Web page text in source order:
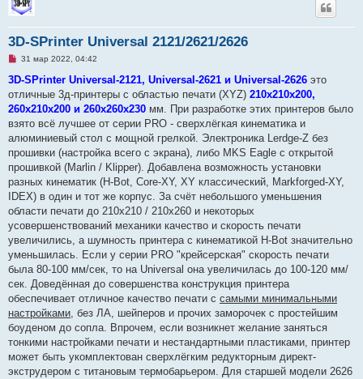
3D-SPrinter Universal 2121/2621/2626
Н
п
о
ч
т
а
н
о
с
о
б
щ
н
и
31 мар 2022, 04:42
3D-SPrinter Universal-2121, Universal-2621 и Universal-2626 это
отличные 3д-принтеры с областью печати (XYZ) 210х210х200,
260х210х200 и 260х260х230 мм. При разработке этих принтеров было
взято всё лучшее от серии PRO - сверхлёгкая кинематика и
алюминиевый стол с мощной грелкой. Электроника Lerdge-Z без
прошивки (настройка всего с экрана), либо MKS Eagle с открытой
прошивкой (Marlin / Klipper). Добавлена возможность установки
разных кинематик (H-Bot, Core-XY, XY классический, Markforged-XY,
IDEX) в один и тот же корпус. За счёт небольшого уменьшения
области печати до 210х210 / 210х260 и некоторых
усовершенствований механики качество и скорость печати
увеличились, а шумность принтера с кинематикой H-Bot значительно
уменьшилась. Если у серии PRO "крейсерская" скорость печати
была 80-100 мм/сек, то на Universal она увеличилась до 100-120 мм/
сек. Доведённая до совершенства конструкция принтера
обеспечивает отличное качество печати с самыми минимальными
настройками, без ЛА, шейперов и прочих заморочек с простейшим
боуденом до сопла. Впрочем, если возникнет желание заняться
тонкими настройками печати и нестандартными пластиками, принтер
может быть укомплектован сверхлёгким редукторным директ-
экструдером с титановым термобарьером. Для старшей модели 2626